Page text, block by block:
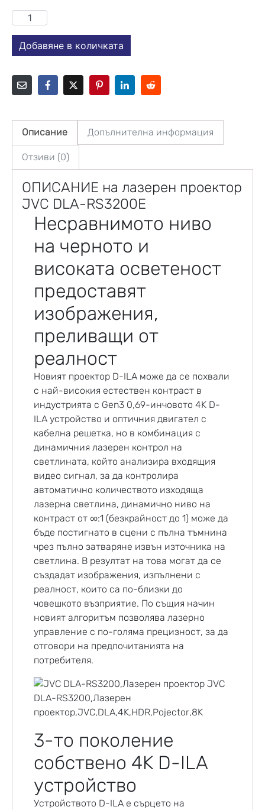
Добавяне в количката
Описание Допълнителна информация
Отзиви (0)
ОПИСАНИЕ на лазерен проектор
JVC DLA-RS3200E
Несравнимото ниво
на черното и
високата осветеност
предоставят
изображения,
преливащи от
реалност
Новият проектор D-ILA може да се похвали
с най-високия естествен контраст в
индустрията с Gen3 0,69-инчовото 4K D-
ILA устройство и оптичния двигател с
кабелна решетка, но в комбинация с
динамичния лазерен контрол на
светлината, който анализира входящия
видео сигнал, за да контролира
автоматично количеството изходяща
лазерна светлина, динамично ниво на
контраст от ∞:1 (безкрайност до 1) може да
бъде постигнато в сцени с пълна тъмнина
чрез пълно затваряне извън източника на
светлина. В резултат на това могат да се
създадат изображения, изпълнени с
реалност, които са по-близки до
човешкото възприятие. По същия начин
новият алгоритъм позволява лазерно
управление с по-голяма прецизност, за да
отговори на предпочитанията на
потребителя.
3-то поколение
собствено 4K D-ILA
устройство
Устройството D-ILA е сърцето на